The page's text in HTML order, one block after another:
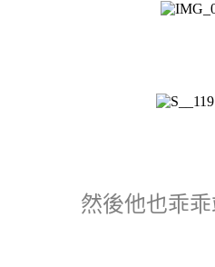
然後他也乖